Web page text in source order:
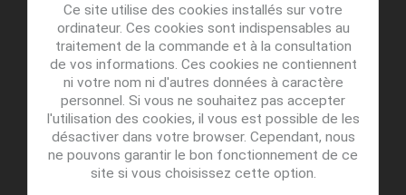
Ce site utilise des cookies installés sur votre
ordinateur. Ces cookies sont indispensables au
traitement de la commande et à la consultation
de vos informations. Ces cookies ne contiennent
ni votre nom ni d'autres données à caractère
personnel. Si vous ne souhaitez pas accepter
l'utilisation des cookies, il vous est possible de les
désactiver dans votre browser. Cependant, nous
ne pouvons garantir le bon fonctionnement de ce
site si vous choisissez cette option.